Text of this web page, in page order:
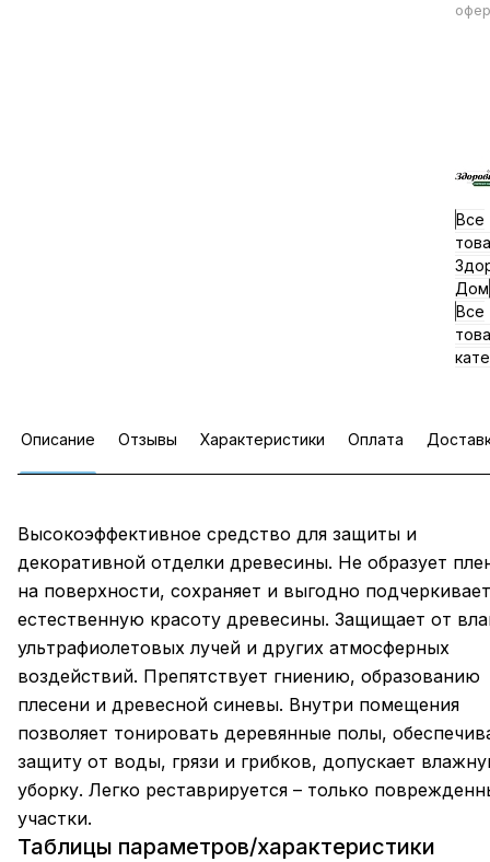
Все
Дом
Все
Описание Отзывы Характеристики Оплата
Высокоэффективное средство для защиты и
декоративной отделки древесины. Не образует
на поверхности, сохраняет и выгодно подчеркивает
естественную красоту древесины. Защищает от
ультрафиолетовых лучей и других атмосферных
воздействий. Препятствует гниению, образованию
плесени и древесной синевы. Внутри помещения
позволяет тонировать деревянные полы,
защиту от воды, грязи и грибков, допускает
уборку. Легко реставрируется – только
участки.
Таблицы параметров/характеристики